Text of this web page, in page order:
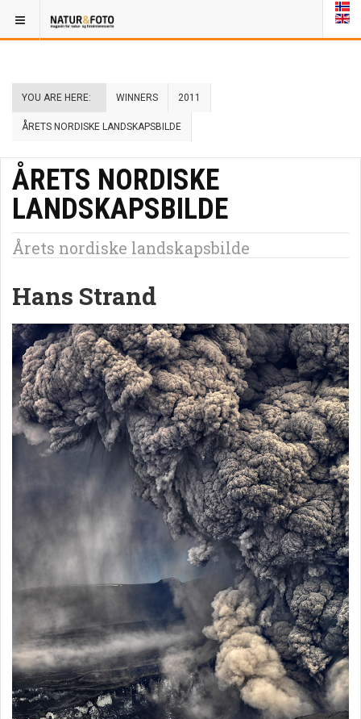
YOU ARE HERE: WINNERS 2011
ÅRETS NORDISKE LANDSKAPSBILDE
ÅRETS NORDISKE
LANDSKAPSBILDE
Årets nordiske landskapsbilde
Hans Strand